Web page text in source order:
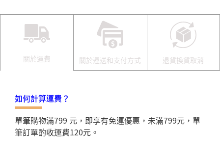
關於運費 關於運送和支付方式 退貨換貨取消
如何計算運費？
單筆購物滿799 元，即享有免運優惠，未滿799元，單
筆訂單酌收運費120元。